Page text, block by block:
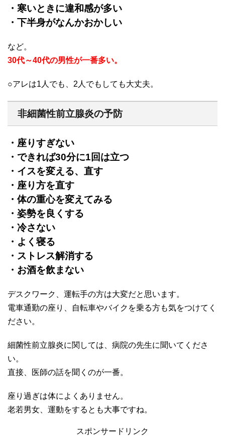
・寒いときに違和感が多い
・下半身がなんかおかしい
など。
30代～40代の男性が一番多い。
○アレは1人でも、2人でもしても大丈夫。
非細菌性前立腺炎の予防
・座りすぎない
・できれば30分に1回は立つ
・イスを変える、直す
・座り方を直す
・体の重心を変えてみる
・姿勢を良くする
・冷さない
・よく寝る
・ストレス解消する
・お酒を飲まない
デスクワーク、運転手の方は大変だと思います。
電車通勤の座り、自転車やバイクを乗る方も気をつけてく
ださい。
細菌性前立腺炎に関しては、病院の先生に聞いてくださ
い。
直接、医師の話を聞くのが一番。
座り過ぎは体によくありません。
老若男女、運動をするとも大事ですね。
スポンサードリンク